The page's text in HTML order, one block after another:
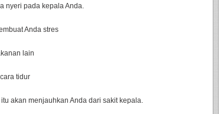
nyeri pada kepala Anda.
Anda stres
lain
tidur
akan menjauhkan Anda dari sakit kepala.